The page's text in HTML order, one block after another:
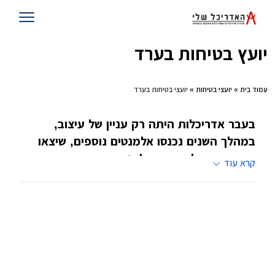
יועץ בטיחות בערד
עמוד בית » יועצי בטיחות » יועצי בטיחות בערד
בעבר אדריכלות היתה רק עניין של עיצוב,
במהלך השנים נכנסו אלמנטים נוספים, שיצאו
מתוך אדריכלות והפכו לענפים ייחודים, אחד
קרא עוד